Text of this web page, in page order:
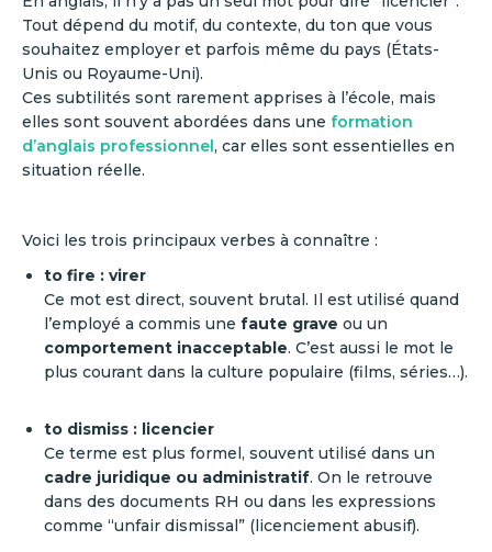
Tout dépend du motif, du contexte, du ton que vous
souhaitez employer et parfois même du pays (États-
Unis ou Royaume-Uni).
Ces subtilités sont rarement apprises à l’école, mais
elles sont souvent abordées dans une formation
d’anglais professionnel, car elles sont essentielles en
situation réelle.
Voici les trois principaux verbes à connaître :
to fire : virer
Ce mot est direct, souvent brutal. Il est utilisé quand
l’employé a commis une faute grave ou un
comportement inacceptable. C’est aussi le mot le
plus courant dans la culture populaire (films, séries…).
to dismiss : licencier
Ce terme est plus formel, souvent utilisé dans un
cadre juridique ou administratif. On le retrouve
dans des documents RH ou dans les expressions
comme “unfair dismissal” (licenciement abusif).